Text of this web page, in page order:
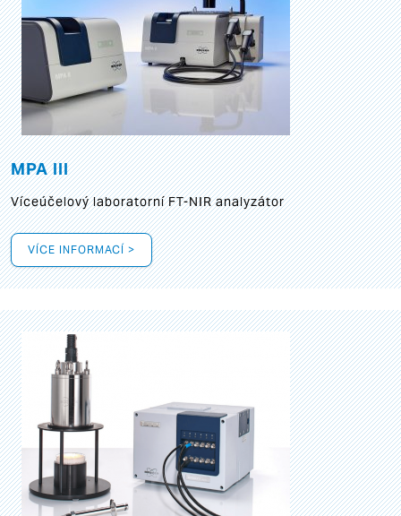
MPA III
Víceúčelový laboratorní FT-NIR analyzátor
VÍCE INFORMACÍ >